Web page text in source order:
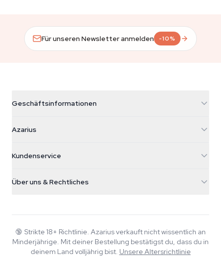
Für unseren Newsletter anmelden -10%
Geschäftsinformationen
Galvaniweg 11
Nederland
+31(0)204897914
Azarius
Smokeshop
Kundenservice
FAQ
Datenschutzrichtlinie
Über uns & Rechtliches
Wiki
Blog
Musik
🔞 Strikte 18+ Richtlinie. Azarius verkauft nicht wissentlich an
Minderjährige. Mit deiner Bestellung bestätigst du, dass du in
deinem Land volljährig bist. Unsere Altersrichtlinie